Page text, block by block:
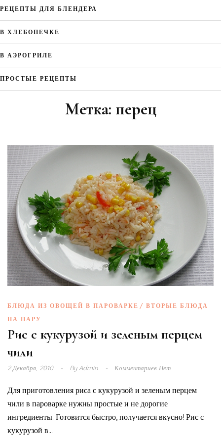
РЕЦЕПТЫ ДЛЯ БЛЕНДЕРА
В ХЛЕБОПЕЧКЕ
В АЭРОГРИЛЕ
ПРОСТЫЕ РЕЦЕПТЫ
Метка: перец
БЛЮДА ИЗ ОВОЩЕЙ В ПАРОВАРКЕ
ВТОРЫЕ БЛЮДА
НА ПАРУ
Рис с кукурузой и зеленым перцем
чили
2 Декабря, 2010 ByAdmin Комментариев Нет
Для приготовления риса с кукурузой и зеленым перцем
чили в пароварке нужны простые и не дорогие
ингредиенты. Готовится быстро, получается вкусно! Рис с
кукурузой в...